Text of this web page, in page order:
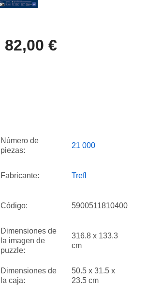
82,00 €
Número de
piezas:
21 000
Fabricante: Trefl
Código: 5900511810400
Dimensiones de
la imagen de
puzzle:
316.8 x 133.3
cm
Dimensiones de
la caja:
50.5 x 31.5 x
23.5 cm